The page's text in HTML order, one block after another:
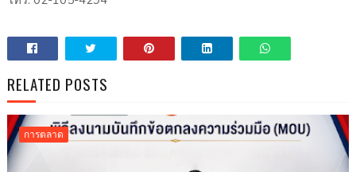
RELATED POSTS
การตลาด